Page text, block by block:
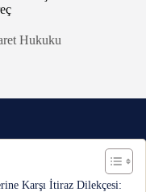
Hukuku
Karşı İtiraz Dilekçesi: